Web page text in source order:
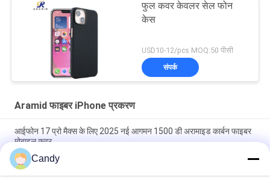
फुल कवर केवलर सेल फोन
केस
USD10-12/pcs MOQ:50 पीसी
संपर्क
Aramid फाइबर iPhone प्रकरण
आईफोन 17 प्रो मैक्स के लिए 2025 नई आगमन 1500 डी अरामाइड कार्बन फाइबर
मोबाइल कवर
iPhone 17 Pro Max के लिए मेटल फ्रेम के साथ प्रीमियम एरामिड कार्बन फाइबर
Candy